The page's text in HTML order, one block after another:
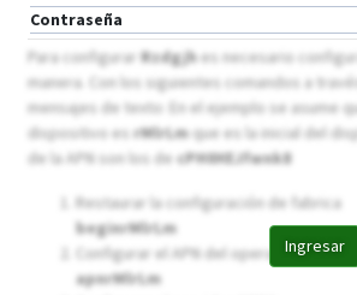
Contraseña
Ingresar
Para configurarRzdgjhes necesario
manera. Con los siguientes comandos a
mensajes de texto: En el ejemplo se asume
dispositivo esrMlrLmque es la inicial del
de la APN son los de cPH0HEJfwnk8
Restaurar la configuración de fabrica
beginrMlrLm
Configurar el APN del operador
apnrMlrLm